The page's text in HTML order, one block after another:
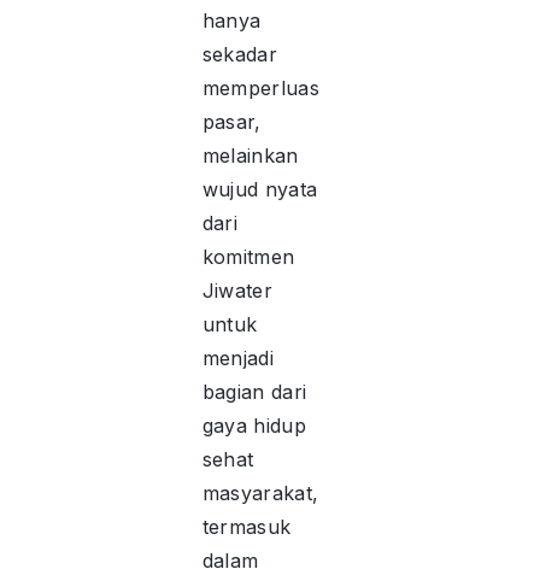
hanya
sekadar
memperluas
pasar,
melainkan
wujud nyata
dari
komitmen
Jiwater
untuk
menjadi
bagian dari
gaya hidup
sehat
masyarakat,
termasuk
dalam